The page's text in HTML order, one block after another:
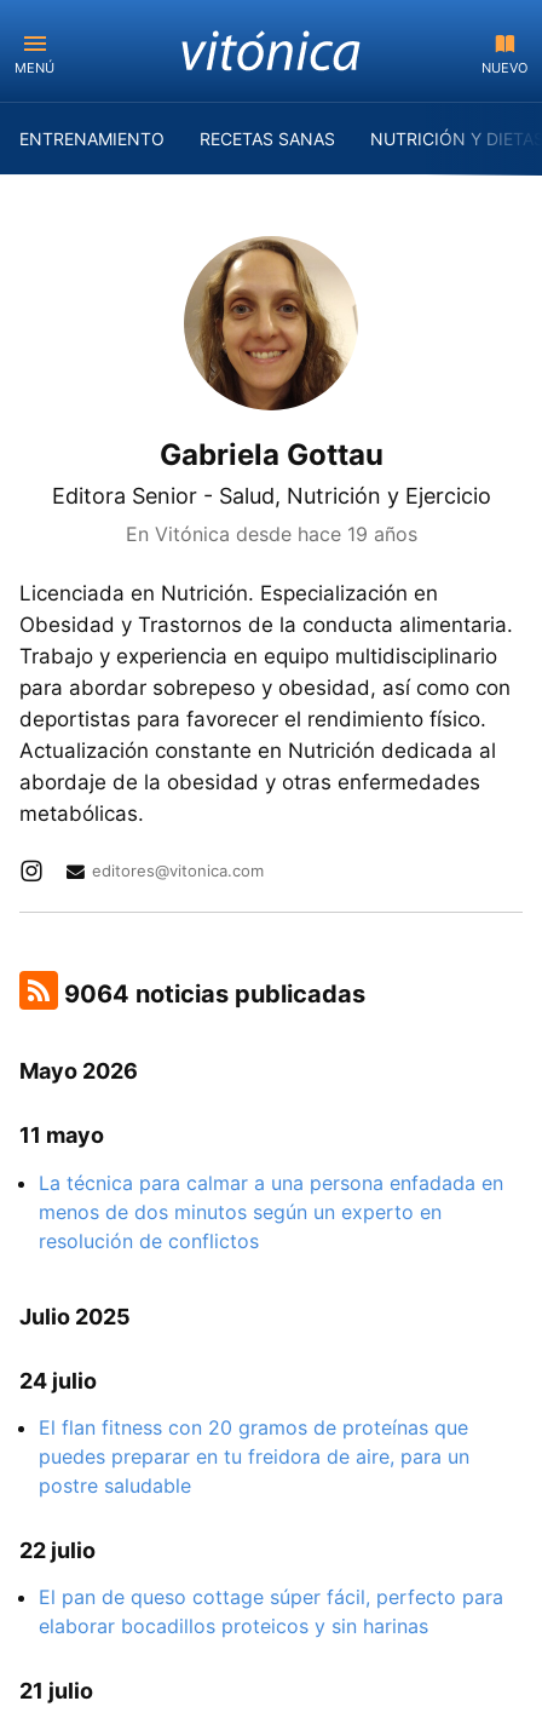
MENÚ NUEVO
ENTRENAMIENTO RECETAS SANAS NUTRICIÓN Y
Gabriela Gottau
Editora Senior - Salud, Nutrición y Ejercicio
En Vitónica desde hace 19 años
Licenciada en Nutrición. Especialización en
Obesidad y Trastornos de la conducta alimentaria.
Trabajo y experiencia en equipo multidisciplinario
para abordar sobrepeso y obesidad, así como con
deportistas para favorecer el rendimiento físico.
Actualización constante en Nutrición dedicada al
abordaje de la obesidad y otras enfermedades
metabólicas.
editores@vitonica.com
9064 noticias publicadas
Mayo 2026
11 mayo
La técnica para calmar a una persona enfadada en
menos de dos minutos según un experto en
resolución de conflictos
Julio 2025
24 julio
El flan fitness con 20 gramos de proteínas que
puedes preparar en tu freidora de aire, para un
postre saludable
22 julio
El pan de queso cottage súper fácil, perfecto para
elaborar bocadillos proteicos y sin harinas
21 julio